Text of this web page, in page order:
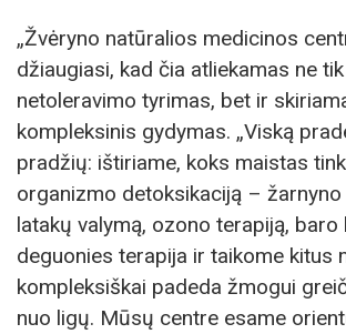
„Žvėryno natūralios medicinos
džiaugiasi, kad čia atliekamas ne
netoleravimo tyrimas, bet ir
kompleksinis gydymas. „Viską
pradžių: ištiriame, koks maistas
organizmo detoksikaciją – žarnyno
latakų valymą, ozono terapiją, baro
deguonies terapija ir taikome kitus
kompleksiškai padeda žmogui
nuo ligų. Mūsų centre esame